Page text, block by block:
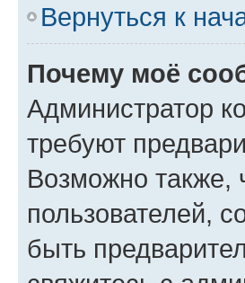
Вернуться к
Почему моё
Администратор
требуют
Возможно также,
пользователей,
быть